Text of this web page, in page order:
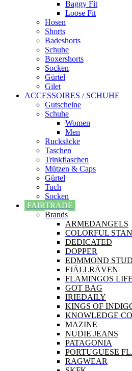
Baggy Fit
Loose Fit
Hosen
Shorts
Badeshorts
Schuhe
Boxershorts
Socken
Gürtel
Gilet
ACCESSOIRES / SCHUHE
Gutscheine
Schuhe
Women
Men
Rucksäcke
Taschen
Trinkflaschen
Mützen & Caps
Gürtel
Tuch
Socken
FAIRTRADE
Brands
ARMEDANGELS
COLORFUL
DEDICATED
DOPPER
EDMMOND
FJÄLLRÄVEN
FLAMINGOS LIFE
GOT BAG
IRIEDAILY
KINGS OF
KNOWLEDGE
MAZINE
NUDIE JEANS
PATAGONIA
PORTUGUESE
RAGWEAR